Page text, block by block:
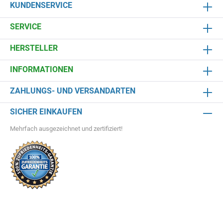
KUNDENSERVICE
SERVICE
HERSTELLER
INFORMATIONEN
ZAHLUNGS- UND VERSANDARTEN
SICHER EINKAUFEN
Mehrfach ausgezeichnet und zertifiziert!